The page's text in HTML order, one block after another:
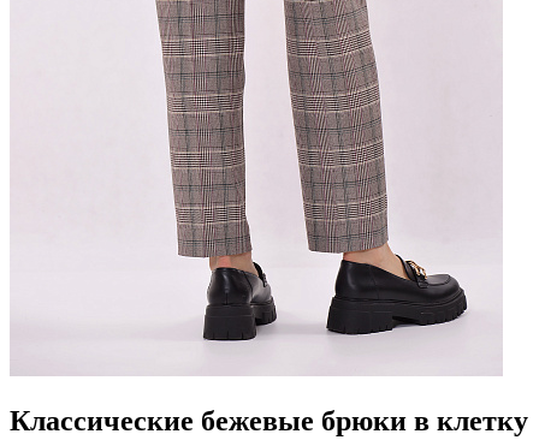
Классические бежевые брюки в клетку